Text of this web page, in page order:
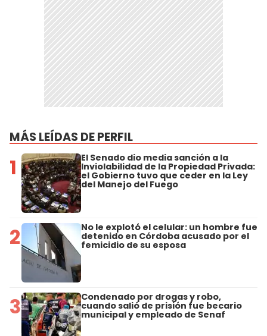
MÁS LEÍDAS DE PERFIL
1 El Senado dio media sanción a la
Inviolabilidad de la Propiedad Privada:
el Gobierno tuvo que ceder en la Ley
del Manejo del Fuego
2 No le explotó el celular: un hombre fue
detenido en Córdoba acusado por el
femicidio de su esposa
3 Condenado por drogas y robo,
cuando salió de prisión fue becario
municipal y empleado de Senaf